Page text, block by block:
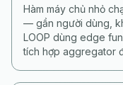
Hàm máy chủ nhỏ
— gần người dùng,
LOOP dùng edge
tích hợp aggregator